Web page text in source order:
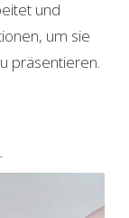
und
um sie
präsentieren.